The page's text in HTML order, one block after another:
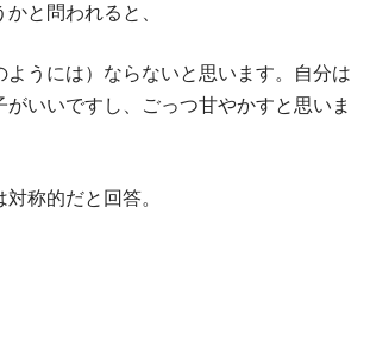
と問われると、
ようには）ならないと思います。自分は
がいいですし、ごっつ甘やかすと思いま
称的だと回答。